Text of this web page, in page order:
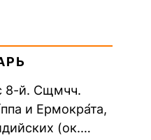
8-й. Сщмчч.
и Ермокра́та,
(ок.